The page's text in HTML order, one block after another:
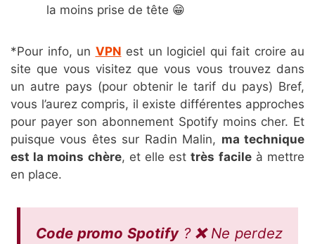
la moins prise de tête 😁
*Pour info, un VPN est un logiciel qui fait croire au
site que vous visitez que vous vous trouvez dans
un autre pays (pour obtenir le tarif du pays) Bref,
vous l’aurez compris, il existe différentes approches
pour payer son abonnement Spotify moins cher. Et
puisque vous êtes sur Radin Malin, ma technique
est la moins chère, et elle esttrès facileà mettre
en place.
Code promo Spotify? ❌ Ne perdez